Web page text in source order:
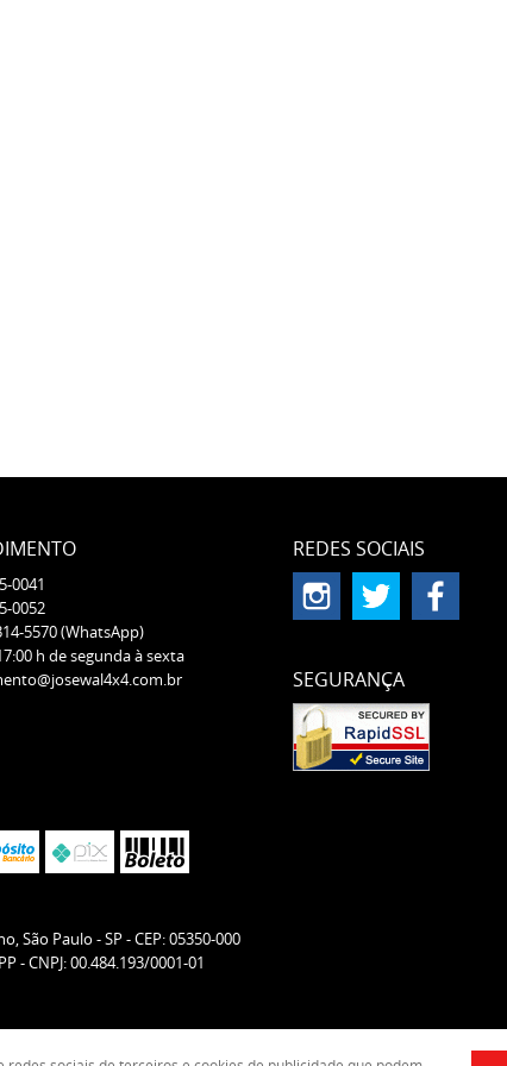
0041
0052
5570(WhatsApp)
h de segunda à sexta
REDES SOCIAIS
SEGURANÇA
São Paulo -SP -CEP: 05350-000
- CNPJ: 00.484.193/0001-01